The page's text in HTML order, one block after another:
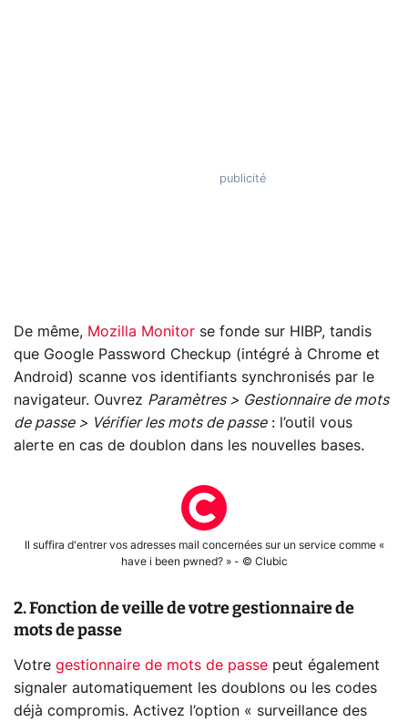
De même, Mozilla Monitor se fonde sur HIBP, tandis
que Google Password Checkup (intégré à Chrome et
Android) scanne vos identifiants synchronisés par le
navigateur. Ouvrez Paramètres > Gestionnaire de mots
de passe > Vérifier les mots de passe: l’outil vous
alerte en cas de doublon dans les nouvelles bases.
Il suffira d'entrer vos adresses mail concernées sur un service comme «
have i been pwned? » - © Clubic
2. Fonction de veille de votre gestionnaire de
mots de passe
Votre gestionnaire de mots de passe peut également
signaler automatiquement les doublons ou les codes
déjà compromis. Activez l’option « surveillance des